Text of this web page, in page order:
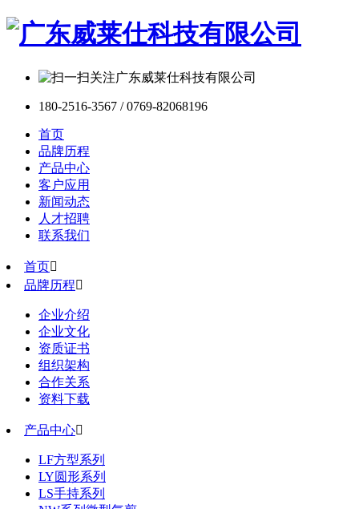
180-2516-3567 / 0769-82068196
首页
品牌历程
产品中心
客户应用
新闻动态
人才招聘
联系我们
首页
品牌历程
企业介绍
企业文化
资质证书
组织架构
合作关系
资料下载
产品中心
LF方型系列
LY圆形系列
LS手持系列